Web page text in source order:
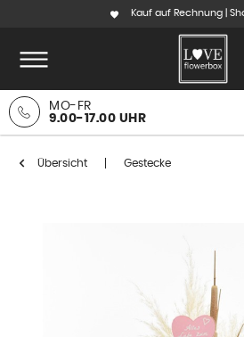
Kauf auf Rechnung |
MO-FR
9.00-17.00 UHR
Übersicht Gestecke